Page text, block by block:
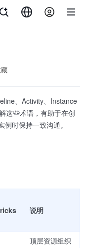
、Activity、Instance
这些术语，有助于在创
时保持一致沟通。
说明
顶层资源组织